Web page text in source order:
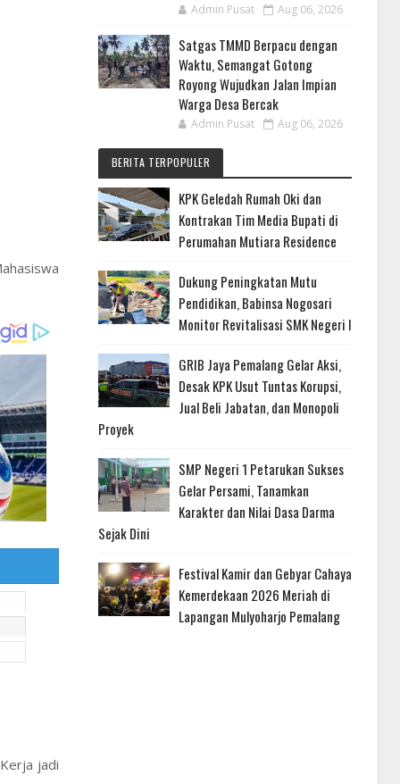
jadi
Admin Pusat Aug 06, 2026
Satgas TMMD Berpacu dengan
Waktu, Semangat Gotong
Royong Wujudkan Jalan Impian
Warga Desa Bercak
Admin Pusat Aug 06, 2026
BERITA TERPOPULER
KPK Geledah Rumah Oki dan
Kontrakan Tim Media Bupati di
Perumahan Mutiara Residence
Dukung Peningkatan Mutu
Pendidikan, Babinsa Nogosari
Monitor Revitalisasi SMK Negeri I
GRIB Jaya Pemalang Gelar Aksi,
Desak KPK Usut Tuntas Korupsi,
Jual Beli Jabatan, dan Monopoli
Proyek
SMP Negeri 1 Petarukan Sukses
Gelar Persami, Tanamkan
Karakter dan Nilai Dasa Darma
Sejak Dini
Festival Kamir dan Gebyar Cahaya
Kemerdekaan 2026 Meriah di
Lapangan Mulyoharjo Pemalang